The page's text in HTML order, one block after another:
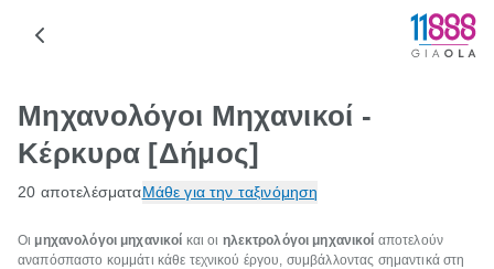
Μηχανολόγοι Μηχανικοί -
Κέρκυρα [Δήμος]
20 αποτελέσματαΜάθε για την ταξινόμηση
Οι μηχανολόγοι μηχανικοί και οι ηλεκτρολόγοι μηχανικοί αποτελούν
αναπόσπαστο κομμάτι κάθε τεχνικού έργου, συμβάλλοντας σημαντικά στη